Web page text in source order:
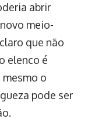
abrir
meio-
que não
elenco é
o
pode ser